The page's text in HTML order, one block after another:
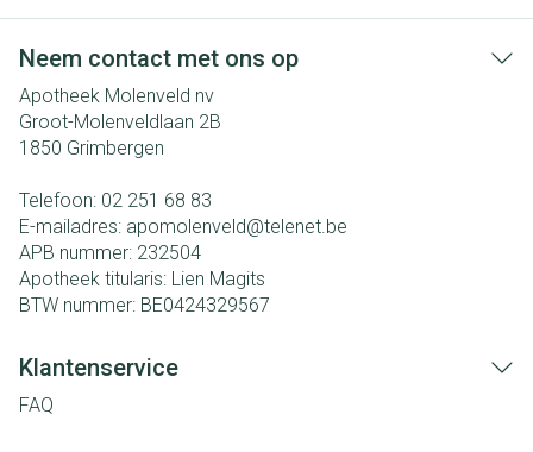
Neem contact met ons op
Apotheek Molenveld nv
Groot-Molenveldlaan 2B
1850 Grimbergen
Telefoon: 02 251 68 83
E-mailadres: apomolenveld@telenet.be
APB nummer: 232504
Apotheek titularis: Lien Magits
BTW nummer: BE0424329567
Klantenservice
FAQ